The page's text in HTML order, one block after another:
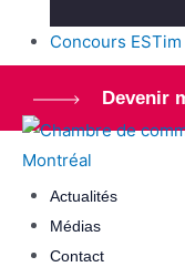
Concours ESTim
Devenir
Actualités
Médias
Contact